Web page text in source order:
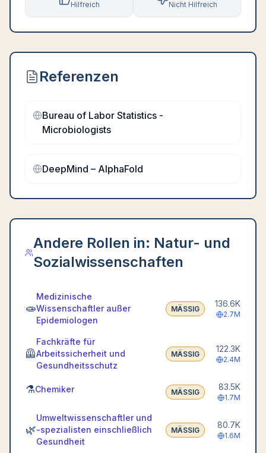
Hilfreich Nicht Hilfreich
Referenzen
Bureau of Labor Statistics -
Microbiologists
DeepMind – AlphaFold
Andere Rollen in: Natur- und
Sozialwissenschaften
🧫
Medizinische
Wissenschaftler außer
Epidemiologen
MÄSSIG
136.6K
2.7M
🦺
Fachkräfte für
Arbeitssicherheit und
Gesundheitsschutz
MÄSSIG
122.3K
2.4M
⚗️Chemiker MÄSSIG
83.5K
1.7M
🌿
Umweltwissenschaftler und
-spezialisten einschließlich
Gesundheit
MÄSSIG
80.7K
1.6M